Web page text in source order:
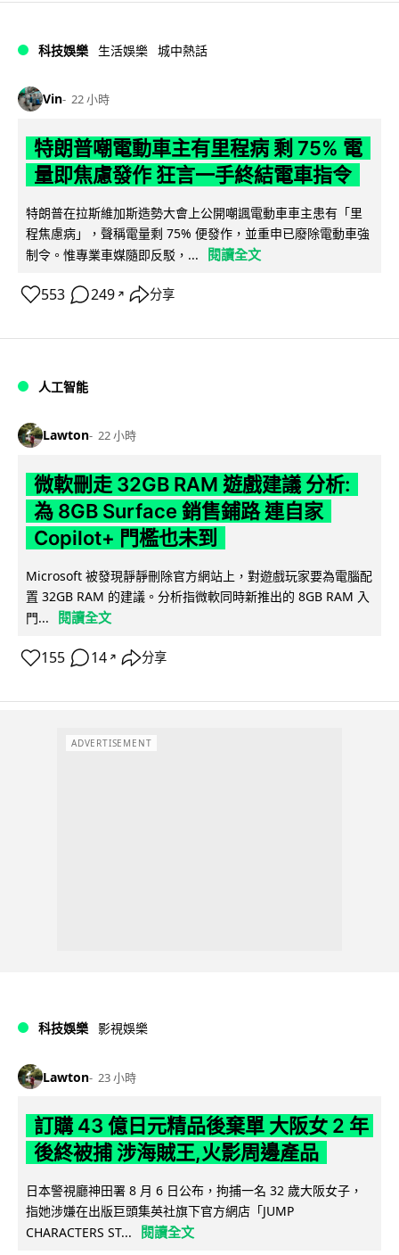
科技娛樂 生活娛樂 城中熱話
Vin 22 小時
特朗普嘲電動車主有里程病 剩 75% 電
量即焦慮發作 狂言一手終結電車指令
特朗普在拉斯維加斯造勢大會上公開嘲諷電動車車主患有「里
程焦慮病」，聲稱電量剩 75% 便發作，並重申已廢除電動車強
制令。惟專業車媒隨即反駁，...
閱讀全文
553 249 ↗ 分享
人工智能
Lawton 22 小時
微軟刪走 32GB RAM 遊戲建議 分析:
為 8GB Surface 銷售鋪路 連自家
Copilot+ 門檻也未到
Microsoft 被發現靜靜刪除官方網站上，對遊戲玩家要為電腦配
置 32GB RAM 的建議。分析指微軟同時新推出的 8GB RAM 入
門...
閱讀全文
155 14 ↗ 分享
ADVERTISEMENT
科技娛樂 影視娛樂
Lawton 23 小時
訂購 43 億日元精品後棄單 大阪女 2 年
後終被捕 涉海賊王,火影周邊產品
日本警視廳神田署 8 月 6 日公布，拘捕一名 32 歲大阪女子，
指她涉嫌在出版巨頭集英社旗下官方網店「JUMP
CHARACTERS ST...
閱讀全文